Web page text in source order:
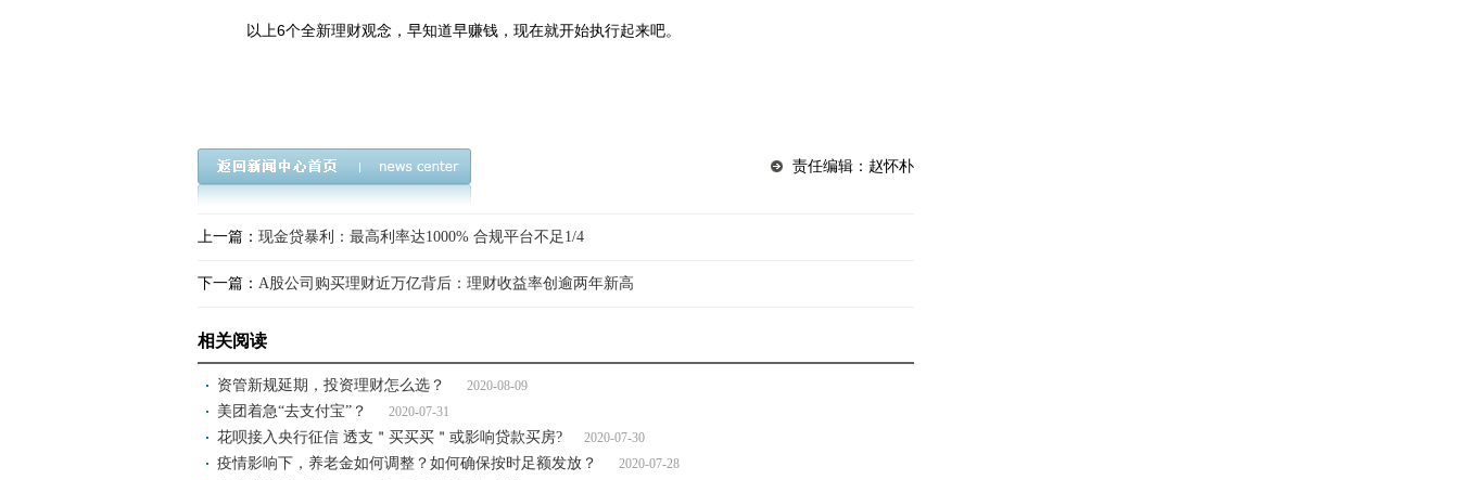
以上6个全新理财观念，早知道早赚钱，现在就开始执行起来吧。
责任编辑：赵怀朴
上一篇： 现金贷暴利：最高利率达1000% 合规平台不足1/4
下一篇： A股公司购买理财近万亿背后：理财收益率创逾两年新高
相关阅读
资管新规延期，投资理财怎么选？ 2020-08-09
美团着急“去支付宝”？ 2020-07-31
花呗接入央行征信 透支＂买买买＂或影响贷款买房? 2020-07-30
疫情影响下，养老金如何调整？如何确保按时足额发放？ 2020-07-28